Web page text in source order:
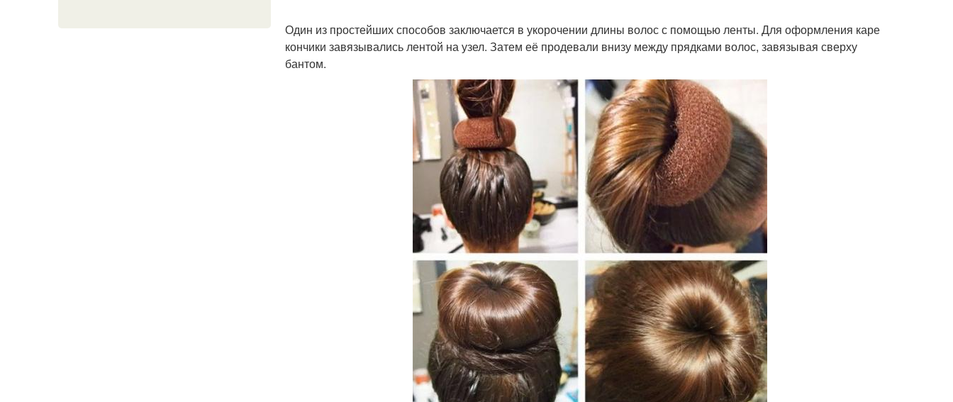
Один из простейших способов заключается в укорочении длины волос с помощью ленты. Для оформления каре
кончики завязывались лентой на узел. Затем её продевали внизу между прядками волос, завязывая сверху
бантом.